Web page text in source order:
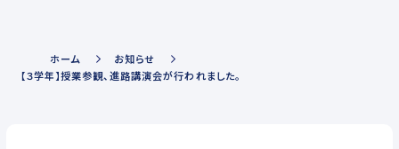
ホーム
お知らせ
【３学年】授業参観、進路講演会が行われました。